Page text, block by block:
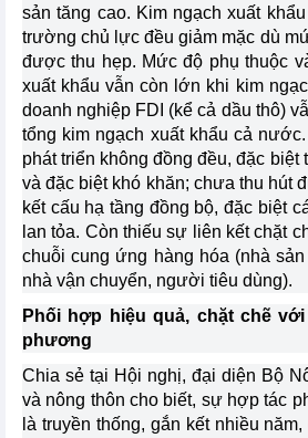
sản tăng cao. Kim ngạch xuất
trường chủ lực đều giảm mặc dù
được thu hẹp. Mức độ phụ thuộc
xuất khẩu vẫn còn lớn khi kim
doanh nghiệp FDI (kể cả dầu thô)
tổng kim ngạch xuất khẩu cả
phát triển không đồng đều, đặc biệt
và đặc biệt khó khăn; chưa thu hút
kết cấu hạ tầng đồng bộ, đặc biệt
lan tỏa. Còn thiếu sự liên kết chặt
chuỗi cung ứng hàng hóa (nhà
nhà vận chuyển, người tiêu dùng).
Phối hợp hiệu quả, chặt chẽ
phương
Chia sẻ tại Hội nghị, đại diện Bộ
và nông thôn cho biết, sự hợp tác
là truyền thống, gắn kết nhiều